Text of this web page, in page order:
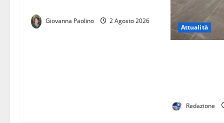
Giovanna Paolino 2 Agosto 2026
Attualità
Redazione